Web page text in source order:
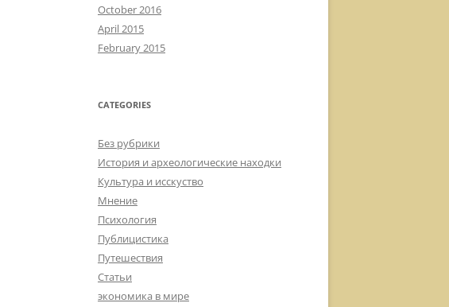
October 2016
April 2015
February 2015
CATEGORIES
Без рубрики
История и археологические находки
Культура и исскуство
Мнение
Психология
Публицистика
Путешествия
Статьи
экономика в мире